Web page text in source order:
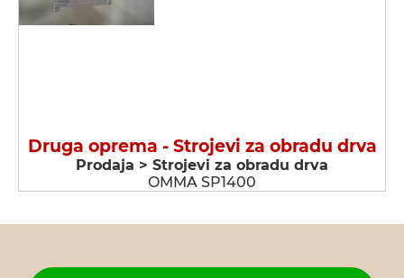
Druga oprema - Strojevi za obradu drva
Prodaja > Strojevi za obradu drva
OMMA SP1400